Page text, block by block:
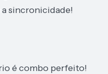
sincronicidade!
é combo perfeito!